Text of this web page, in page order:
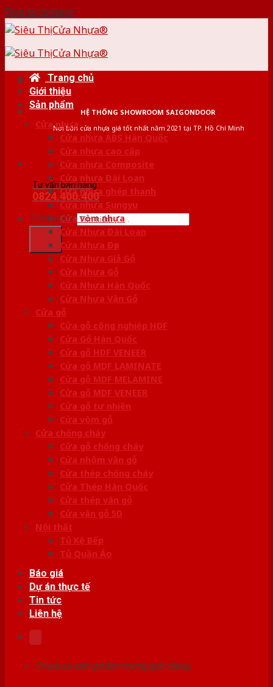
Skip to content
HỆ THỐNG SHOWROOM SAIGONDOOR
Nơi bán cửa nhựa giá tốt nhất năm 2021 tại TP. Hồ Chí Minh
Tư vấn bán hàng
0824.400.400
Tìm kiếm:
Trang chủ
Giới thiệu
Sản phẩm
Cửa nhựa
Cửa nhựa ABS Hàn Quốc
Cửa nhựa cao cấp
Cửa nhựa Composite
Cửa nhựa Đài Loan
Cửa nhựa ghép thanh
Cửa nhựa Sungyu
Cửa vòm nhựa
Cửa Nhựa Đài Loan
Cửa Nhựa Đẹp
Cửa Nhựa Giả Gỗ
Cửa Nhựa Gỗ
Cửa Nhựa Hàn Quốc
Cửa Nhựa Vân Gỗ
Cửa gỗ
Cửa gỗ công nghiệp HDF
Cửa Gỗ Hàn Quốc
Cửa gỗ HDF VENEER
Cửa gỗ MDF LAMINATE
Cửa gỗ MDF MELAMINE
Cửa gỗ MDF VENEER
Cửa gỗ tự nhiên
Cửa vòm gỗ
Cửa chống cháy
Cửa gỗ chống cháy
Cửa nhôm vân gỗ
Cửa thép chống cháy
Cửa Thép Hàn Quốc
Cửa thép vân gỗ
Cửa vân gỗ 5D
Nội thất
Tủ Kệ Bếp
Tủ Quần Áo
Báo giá
Dự án thực tế
Tin tức
Liên hệ
Chưa có sản phẩm trong giỏ hàng.